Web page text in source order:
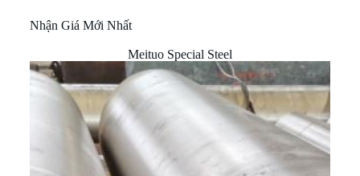
Nhận Giá Mới Nhất
Meituo Special Steel